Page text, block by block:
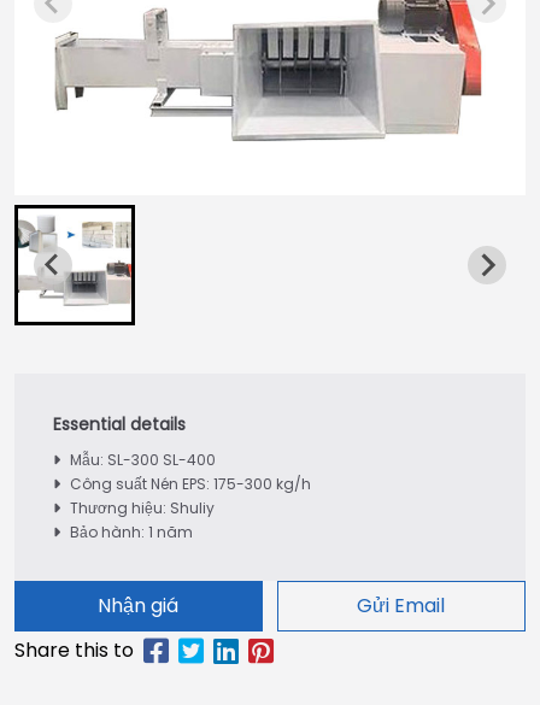
Mẫu: SL-300 SL-400
Công suất Nén EPS: 175-300 kg/h
Thương hiệu: Shuliy
Bảo hành: 1 năm
Nhận giá Gửi Email